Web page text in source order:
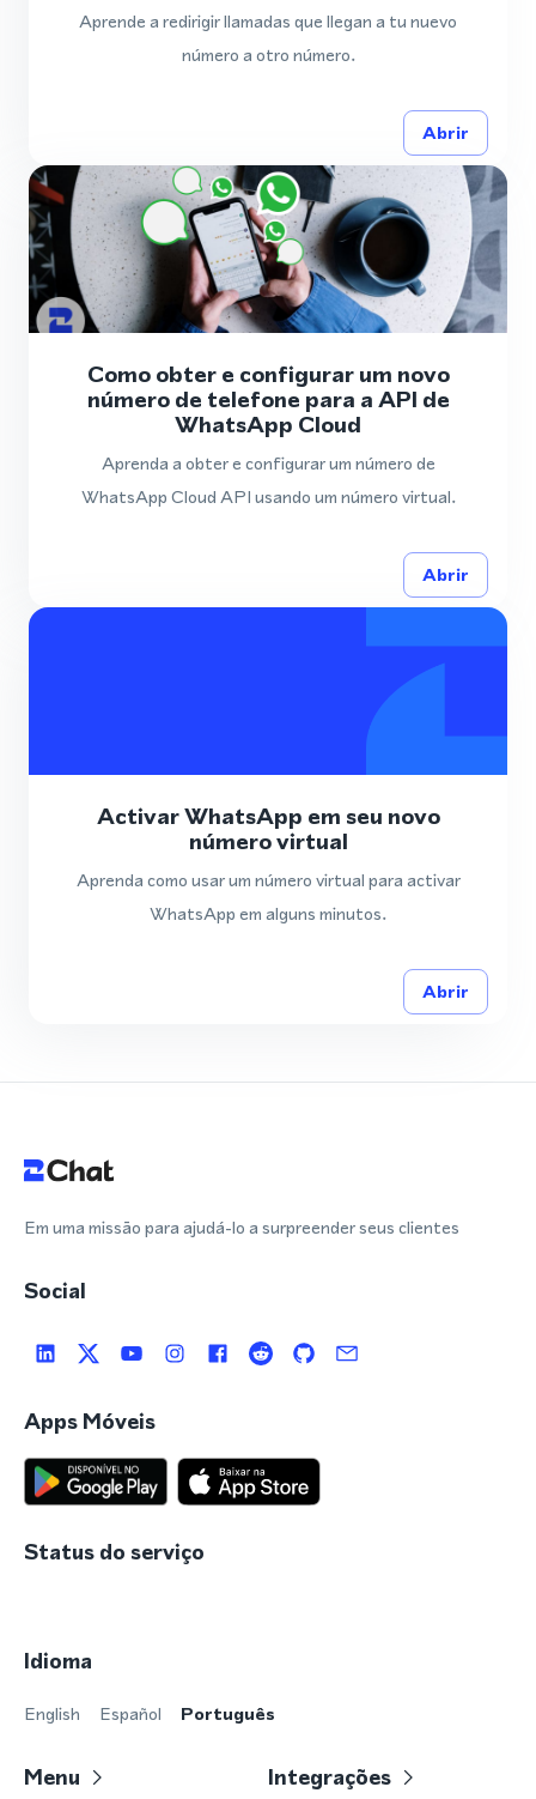
Aprende a redirigir llamadas que llegan a tu nuevo
número a otro número.
Abrir
Como obter e configurar um novo
número de telefone para a API de
WhatsApp Cloud
Aprenda a obter e configurar um número de
WhatsApp Cloud API usando um número virtual.
Abrir
Activar WhatsApp em seu novo
número virtual
Aprenda como usar um número virtual para activar
WhatsApp em alguns minutos.
Abrir
Em uma missão para ajudá-lo a surpreender seus clientes
Social
Apps Móveis
Status do serviço
Idioma
English Español Português
Menu Integrações